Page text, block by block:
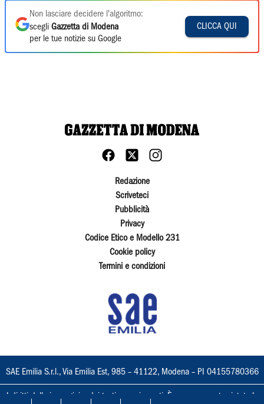
Non lasciare decidere l'algoritmo:
scegli Gazzetta di Modena
per le tue notizie su Google
CLICCA QUI
Redazione
Scriveteci
Pubblicità
Privacy
Codice Etico e Modello 231
Cookie policy
Termini e condizioni
SAE Emilia S.r.l., Via Emilia Est, 985 – 41122, Modena – PI 04155780366
I diritti delle immagini e dei testi sono riservati. È espressamente vietata la